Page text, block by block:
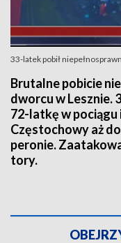
33-latek pobił
Brutalne pobicie
dworcu w Lesznie.
72-latkę w pociągu
Częstochowy aż
peronie.
tory.